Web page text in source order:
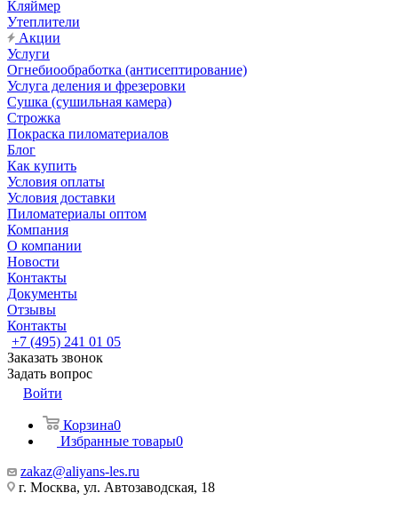
Кляймер
Утеплители
Акции
Услуги
Огнебиообработка (антисептирование)
Услуга деления и фрезеровки
Сушка (сушильная камера)
Строжка
Покраска пиломатериалов
Блог
Как купить
Условия оплаты
Условия доставки
Пиломатериалы оптом
Компания
О компании
Новости
Контакты
Документы
Отзывы
Контакты
+7 (495) 241 01 05
Заказать звонок
Задать вопрос
Войти
Корзина0
Избранные товары0
zakaz@aliyans-les.ru
г. Москва, ул. Автозаводская, 18